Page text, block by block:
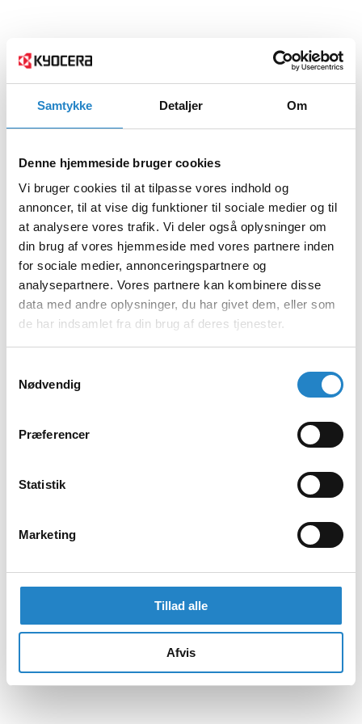
Samtykke Detaljer Om
Denne hjemmeside bruger cookies
Vi bruger cookies til at tilpasse vores indhold og
annoncer, til at vise dig funktioner til sociale medier og til
at analysere vores trafik. Vi deler også oplysninger om
din brug af vores hjemmeside med vores partnere inden
for sociale medier, annonceringspartnere og
analysepartnere. Vores partnere kan kombinere disse
data med andre oplysninger, du har givet dem, eller som
de har indsamlet fra din brug af deres tjenester.
Nødvendig
Præferencer
Statistik
Marketing
Tillad alle
Afvis